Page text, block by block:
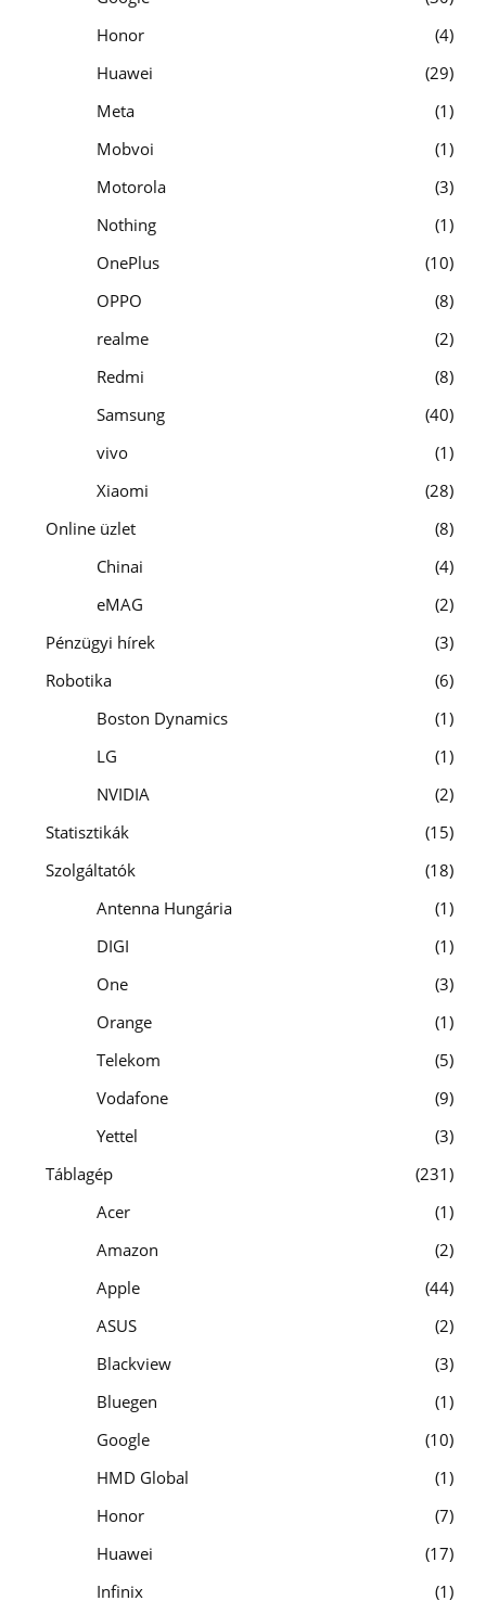
Honor
4
Huawei
29
Meta
1
Mobvoi
1
Motorola
3
Nothing
1
OnePlus
10
OPPO
8
realme
2
Redmi
8
Samsung
40
vivo
1
Xiaomi
28
Online üzlet
8
Chinai
4
eMAG
2
Pénzügyi hírek
3
Robotika
6
Boston Dynamics
1
LG
1
NVIDIA
2
Statisztikák
15
Szolgáltatók
18
Antenna Hungária
1
DIGI
1
One
3
Orange
1
Telekom
5
Vodafone
9
Yettel
3
Táblagép
231
Acer
1
Amazon
2
Apple
44
ASUS
2
Blackview
3
Bluegen
1
Google
10
HMD Global
1
Honor
7
Huawei
17
Infinix
1